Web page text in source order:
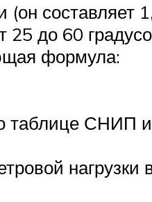
до 60
формула:
СНИП